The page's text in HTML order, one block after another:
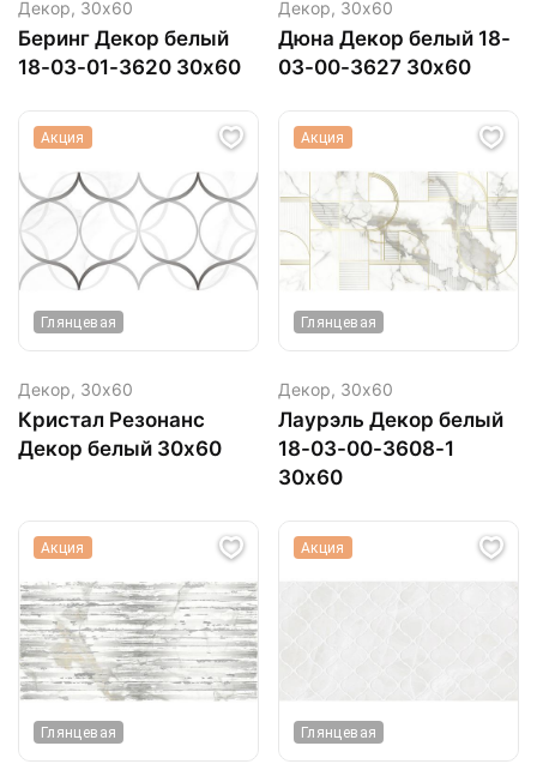
Декор, 30х60
Беринг Декор белый
18-03-01-3620 30х60
Декор, 30х60
Дюна Декор белый 18-
03-00-3627 30х60
Акция
Глянцевая
Декор, 30х60
Кристал Резонанс
Декор белый 30х60
Акция
Глянцевая
Декор, 30х60
Лаурэль Декор белый
18-03-00-3608-1
30х60
Акция
Глянцевая
Акция
Глянцевая